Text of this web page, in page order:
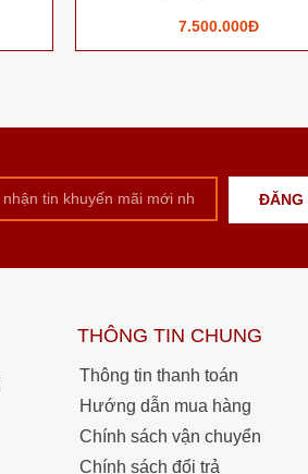
7.500.000Đ
THÔNG TIN CHUNG
Thông tin thanh toán
Hướng dẫn mua hàng
Chính sách vận chuyển
Chính sách đổi trả